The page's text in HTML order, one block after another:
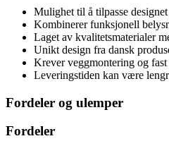
Mulighet til å tilpasse
Kombinerer funksjonell
Laget av kvalitetsmaterialer
Unikt design fra dansk
Krever veggmontering og fast
Leveringstiden kan være
Fordeler og ulemper
Fordeler